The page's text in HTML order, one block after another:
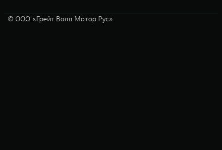
© ООО «Грейт Волл Мотор Рус»